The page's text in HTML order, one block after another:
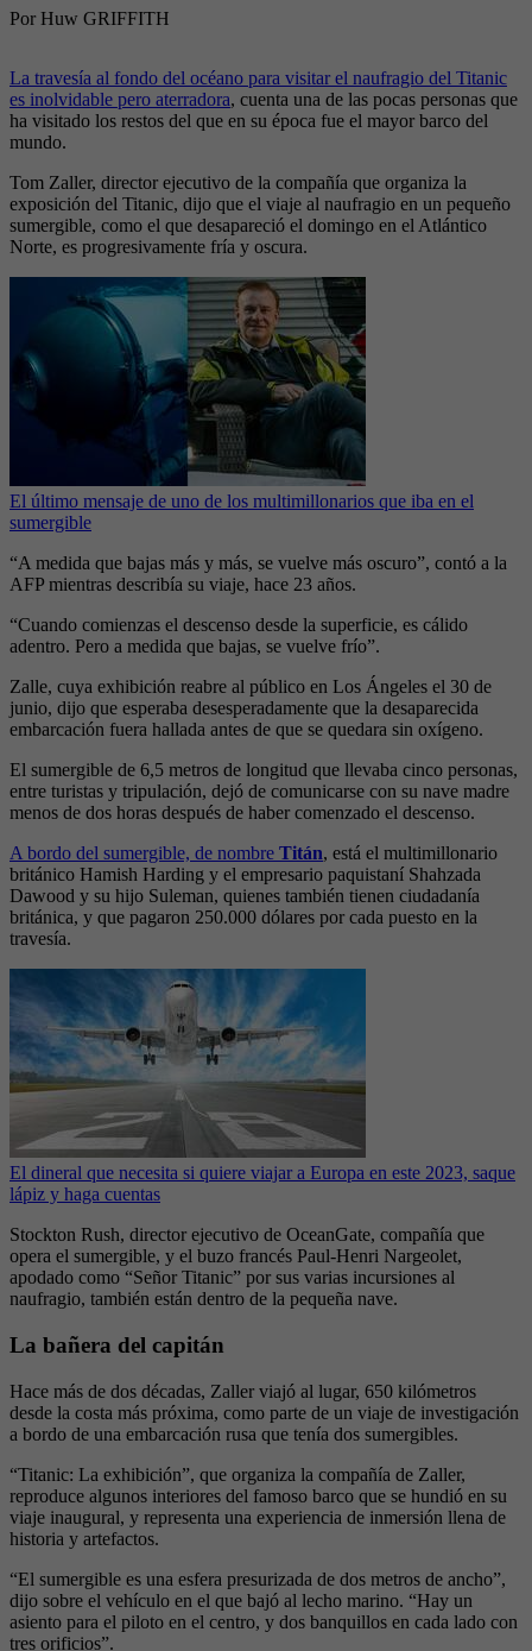
Por Huw GRIFFITH
La travesía al fondo del océano para visitar el naufragio del Titanic
es inolvidable pero aterradora, cuenta una de las pocas personas que
ha visitado los restos del que en su época fue el mayor barco del
mundo.
Tom Zaller, director ejecutivo de la compañía que organiza la
exposición del Titanic, dijo que el viaje al naufragio en un pequeño
sumergible, como el que desapareció el domingo en el Atlántico
Norte, es progresivamente fría y oscura.
El último mensaje de uno de los multimillonarios que iba en el
sumergible
“A medida que bajas más y más, se vuelve más oscuro”, contó a la
AFP mientras describía su viaje, hace 23 años.
“Cuando comienzas el descenso desde la superficie, es cálido
adentro. Pero a medida que bajas, se vuelve frío”.
Zalle, cuya exhibición reabre al público en Los Ángeles el 30 de
junio, dijo que esperaba desesperadamente que la desaparecida
embarcación fuera hallada antes de que se quedara sin oxígeno.
El sumergible de 6,5 metros de longitud que llevaba cinco personas,
entre turistas y tripulación, dejó de comunicarse con su nave madre
menos de dos horas después de haber comenzado el descenso.
A bordo del sumergible, de nombre Titán, está el multimillonario
británico Hamish Harding y el empresario paquistaní Shahzada
Dawood y su hijo Suleman, quienes también tienen ciudadanía
británica, y que pagaron 250.000 dólares por cada puesto en la
travesía.
El dineral que necesita si quiere viajar a Europa en este 2023, saque
lápiz y haga cuentas
Stockton Rush, director ejecutivo de OceanGate, compañía que
opera el sumergible, y el buzo francés Paul-Henri Nargeolet,
apodado como “Señor Titanic” por sus varias incursiones al
naufragio, también están dentro de la pequeña nave.
La bañera del capitán
Hace más de dos décadas, Zaller viajó al lugar, 650 kilómetros
desde la costa más próxima, como parte de un viaje de investigación
a bordo de una embarcación rusa que tenía dos sumergibles.
“Titanic: La exhibición”, que organiza la compañía de Zaller,
reproduce algunos interiores del famoso barco que se hundió en su
viaje inaugural, y representa una experiencia de inmersión llena de
historia y artefactos.
“El sumergible es una esfera presurizada de dos metros de ancho”,
dijo sobre el vehículo en el que bajó al lecho marino. “Hay un
asiento para el piloto en el centro, y dos banquillos en cada lado con
tres orificios”.